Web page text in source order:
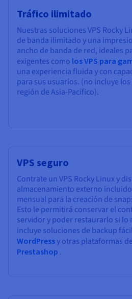
Tráfico ilimitado
Nuestras soluciones VPS Rocky
de banda ilimitado y una
ancho de banda de red, ideales
exigentes como los VPS para
una experiencia fluida y con
para sus usuarios. (no incluye
región de Asia-Pacífico).
VPS seguro
Contrate un VPS Rocky Linux y
almacenamiento externo
mensual para la creación de
Esto le permitirá conservar el
servidor y poder restaurarlo si lo
incluye soluciones de backup
WordPressy otras plataformas
Prestashop .